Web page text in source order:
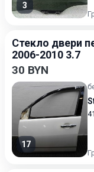
3
Стекло двери
2006-2010 3.7
30 BYN
17